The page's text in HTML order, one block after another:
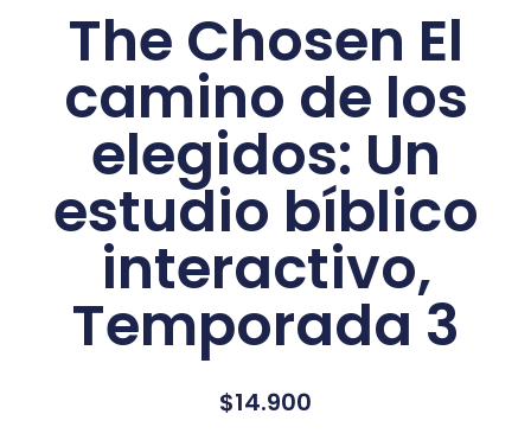
The Chosen El
camino de los
elegidos: Un
estudio bíblico
interactivo,
Temporada 3
$14.900